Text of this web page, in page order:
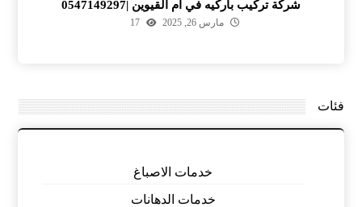
شركة تركيب باركيه في أم القيوين |0547149297
مارس 26, 2025 17
فئات
خدمات الاصباغ
خدمات الدهانات